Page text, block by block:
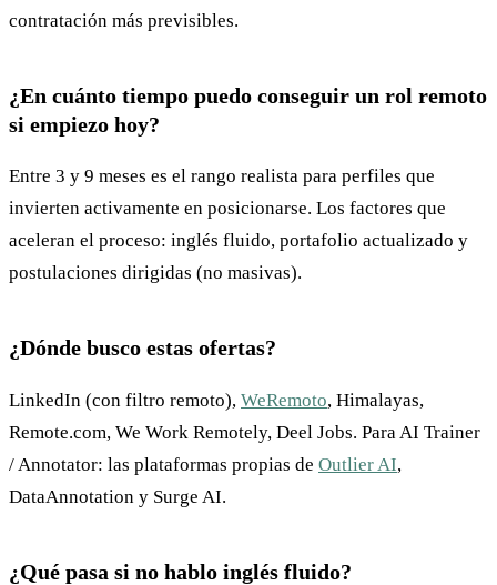
contratación más previsibles.
¿En cuánto tiempo puedo conseguir un rol remoto
si empiezo hoy?
Entre 3 y 9 meses es el rango realista para perfiles que
invierten activamente en posicionarse. Los factores que
aceleran el proceso: inglés fluido, portafolio actualizado y
postulaciones dirigidas (no masivas).
¿Dónde busco estas ofertas?
LinkedIn (con filtro remoto), WeRemoto, Himalayas,
Remote.com, We Work Remotely, Deel Jobs. Para AI Trainer
/ Annotator: las plataformas propias de Outlier AI,
DataAnnotation y Surge AI.
¿Qué pasa si no hablo inglés fluido?